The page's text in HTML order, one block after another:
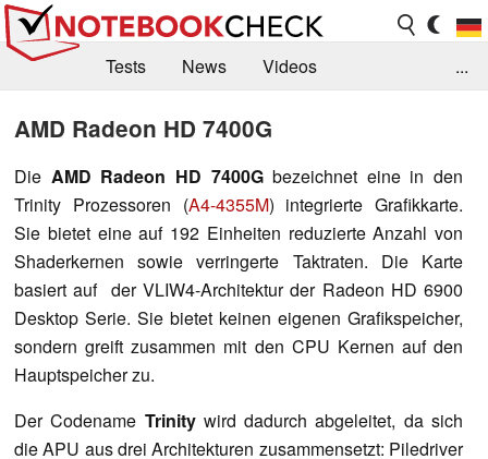
Tests News
Videos
Forum
...
AMD Radeon HD 7400G
Die AMD Radeon HD 7400Gbezeichnet eine in den
Trinity Prozessoren (A4-4355M) integrierte Grafikkarte.
Sie bietet eine auf 192 Einheiten reduzierte Anzahl von
Shaderkernen sowie verringerte Taktraten. Die Karte
basiert auf der VLIW4-Architektur der Radeon HD 6900
Desktop Serie. Sie bietet keinen eigenen Grafikspeicher,
sondern greift zusammen mit den CPU Kernen auf den
Hauptspeicher zu.
Der Codename Trinitywird dadurch abgeleitet, da sich
die APU aus drei Architekturen zusammensetzt: Piledriver